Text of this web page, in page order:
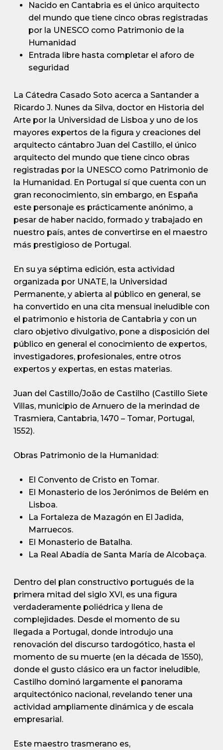
Nacido en Cantabria es el único arquitecto
del mundo que tiene cinco obras registradas
por la UNESCO como Patrimonio de la
Humanidad
Entrada libre hasta completar el aforo de
seguridad
La Cátedra Casado Soto acerca a Santander a
Ricardo J. Nunes da Silva, doctor en Historia del
Arte por la Universidad de Lisboa y uno de los
mayores expertos de la figura y creaciones del
arquitecto cántabro Juan del Castillo, el único
arquitecto del mundo que tiene cinco obras
registradas por la UNESCO como Patrimonio de
la Humanidad. En Portugal sí que cuenta con un
gran reconocimiento, sin embargo, en España
este personaje es prácticamente anónimo, a
pesar de haber nacido, formado y trabajado en
nuestro país, antes de convertirse en el maestro
más prestigioso de Portugal.
En su ya séptima edición, esta actividad
organizada por UNATE, la Universidad
Permanente, y abierta al público en general, se
ha convertido en una cita mensual ineludible con
el patrimonio e historia de Cantabria y con un
claro objetivo divulgativo, pone a disposición del
público en general el conocimiento de expertos,
investigadores, profesionales, entre otros
expertos y expertas, en estas materias.
Juan del Castillo/João de Castilho (Castillo Siete
Villas, municipio de Arnuero de la merindad de
Trasmiera, Cantabria, 1470 – Tomar, Portugal,
1552).
Obras Patrimonio de la Humanidad:
El Convento de Cristo en Tomar.
El Monasterio de los Jerónimos de Belém en
Lisboa.
La Fortaleza de Mazagón en El Jadida,
Marruecos.
El Monasterio de Batalha.
La Real Abadía de Santa María de Alcobaça.
Dentro del plan constructivo portugués de la
primera mitad del siglo XVI, es una figura
verdaderamente poliédrica y llena de
complejidades. Desde el momento de su
llegada a Portugal, donde introdujo una
renovación del discurso tardogótico, hasta el
momento de su muerte (en la década de 1550),
donde el gusto clásico era un factor ineludible,
Castilho dominó largamente el panorama
arquitectónico nacional, revelando tener una
actividad ampliamente dinámica y de escala
empresarial.
Este maestro trasmerano es,